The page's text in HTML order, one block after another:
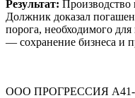
Результат: Производство
Должник доказал
порога, необходимого
— сохранение бизнеса и
ООО ПРОГРЕССИЯ А41-